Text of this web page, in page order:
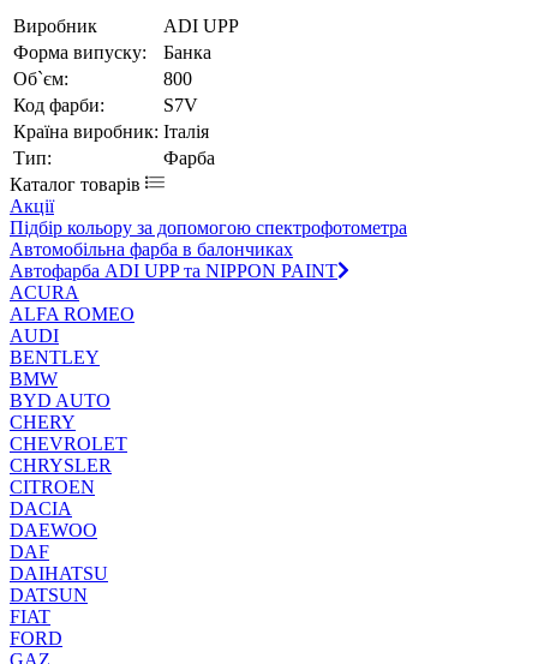
Виробник
ADI UPP
Форма випуску:
Банка
Об`єм:
800
Код фарби:
S7V
Країна виробник: Італія
Тип:
Фарба
Каталог товарів
Акції
Підбір кольору за допомогою спектрофотометра
Автомобільна фарба в балончиках
Автофарба ADI UPP та NIPPON PAINT
ACURA
ALFA ROMEO
AUDI
BENTLEY
BMW
BYD AUTO
CHERY
CHEVROLET
CHRYSLER
CITROEN
DACIA
DAEWOO
DAF
DAIHATSU
DATSUN
FIAT
FORD
GAZ